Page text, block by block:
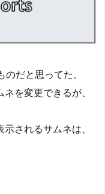
だと思ってた。
を変更できるが、
されるサムネは、